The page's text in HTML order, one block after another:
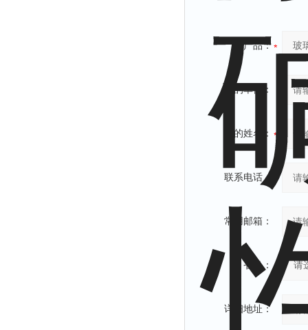
产品：
您的单位：
您的姓名：
联系电话：
常用邮箱：
省份：
详细地址：